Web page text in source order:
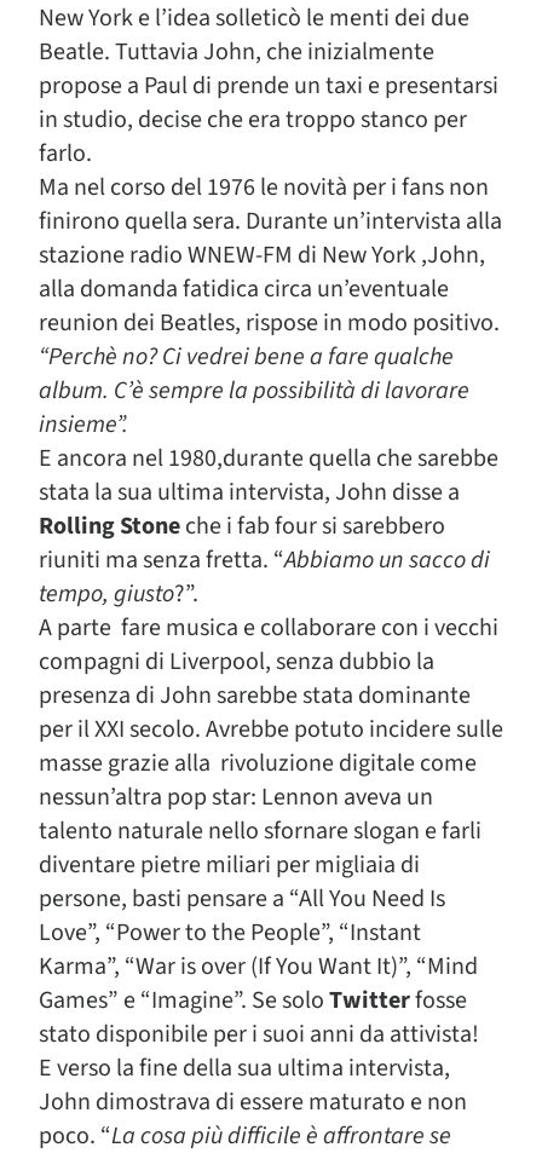
New York e l’idea solleticò le menti dei due
Beatle. Tuttavia John, che inizialmente
propose a Paul di prende un taxi e presentarsi
in studio, decise che era troppo stanco per
farlo.
Ma nel corso del 1976 le novità per i fans non
finirono quella sera. Durante un’intervista alla
stazione radio WNEW-FM di New York ,John,
alla domanda fatidica circa un’eventuale
reunion dei Beatles, rispose in modo positivo.
“Perchè no? Ci vedrei bene a fare qualche
album. C’è sempre la possibilità di lavorare
insieme”.
E ancora nel 1980,durante quella che sarebbe
stata la sua ultima intervista, John disse a
Rolling Stoneche i fab four si sarebbero
riuniti ma senza fretta. “Abbiamo un sacco di
tempo, giusto?”.
A parte fare musica e collaborare con i vecchi
compagni di Liverpool, senza dubbio la
presenza di John sarebbe stata dominante
per il XXI secolo. Avrebbe potuto incidere sulle
masse grazie alla rivoluzione digitale come
nessun’altra pop star: Lennon aveva un
talento naturale nello sfornare slogan e farli
diventare pietre miliari per migliaia di
persone, basti pensare a “All You Need Is
Love”, “Power to the People”, “Instant
Karma”, “War is over (If You Want It)”, “Mind
Games” e “Imagine”. Se soloTwitterfosse
stato disponibile per i suoi anni da attivista!
E verso la fine della sua ultima intervista,
John dimostrava di essere maturato e non
poco. “La cosa più difficile è affrontare se